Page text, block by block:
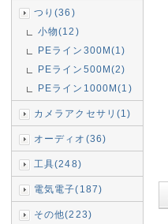
つり(36)
小物(12)
PEライン300M(1)
PEライン500M(2)
PEライン1000M(1)
カメラアクセサリ(1)
オーディオ(36)
工具(248)
電気電子(187)
その他(223)